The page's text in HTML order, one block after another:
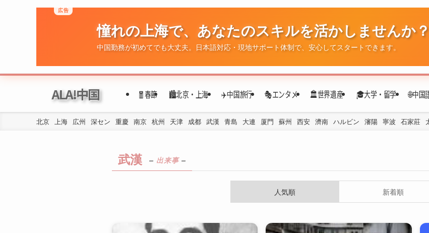
憧れの上海で、あなたのスキルを活かしませんか？
中国勤務が初めてでも大丈夫。日本語対応・現地サポート体制で、安心してスタートできます。
ALA!中国 🧧春節 🏙️北京・上海 🏛️世界遺産
深セン 重慶 南京 杭州 天津 成都 武漢 青島 大連 厦門 蘇州 西安 濟南 ハルビン 瀋陽 寧波
人気順 新着順